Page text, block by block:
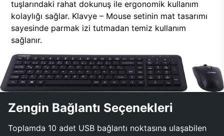
tuşlarındaki rahat dokunuş ile ergonomik kullanım
kolaylığı sağlar. Klavye – Mouse setinin mat tasarımı
sayesinde parmak izi tutmadan temiz kullanım
sağlanır.
Zengin Bağlantı Seçenekleri
Toplamda 10 adet USB bağlantı noktasına ulaşabilen